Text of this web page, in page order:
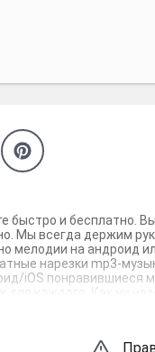
и бесплатно.
Мы всегда держим
мелодии на андроид
нарезки mp3-
iOS понравившиеся
каждого. Как ни